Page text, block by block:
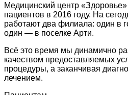
Медицинский центр
пациентов в 2016 году. На
работают два филиала: один в
один — в поселке Арти.
Всё это время мы динамично
качеством предоставляемых
процедуры, а заканчивая
лечением.